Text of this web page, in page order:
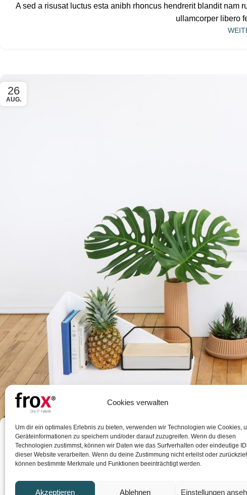
Cookies verwalten
Um dir ein optimales Erlebnis zu bieten, verwenden wir Technologien wie Cookies,
Geräteinformationen zu speichern und/oder darauf zuzugreifen. Wenn du diesen
Technologien zustimmst, können wir Daten wie das Surfverhalten oder eindeutige
dieser Website verarbeiten. Wenn du deine Zustimmung nicht erteilst oder
können bestimmte Merkmale und Funktionen beeinträchtigt werden.
Akzeptieren Ablehnen Einstellungen
A sed a risusat luctus esta anibh rhoncus hendrerit blandit nam
ullamcorper libero
26
AUG.
Minimalist
A taciti cras scelerisque scelerisque gravida natoque nulla
pretium. Et